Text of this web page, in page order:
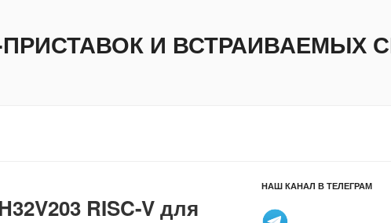
ПРИСТАВОК И ВСТРАИВАЕМЫХ
RISC-V для
НАШ КАНАЛ В ТЕЛЕГРАМ